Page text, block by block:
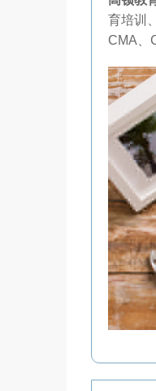
育培训
CMA、